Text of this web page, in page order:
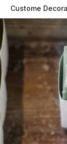
Custome